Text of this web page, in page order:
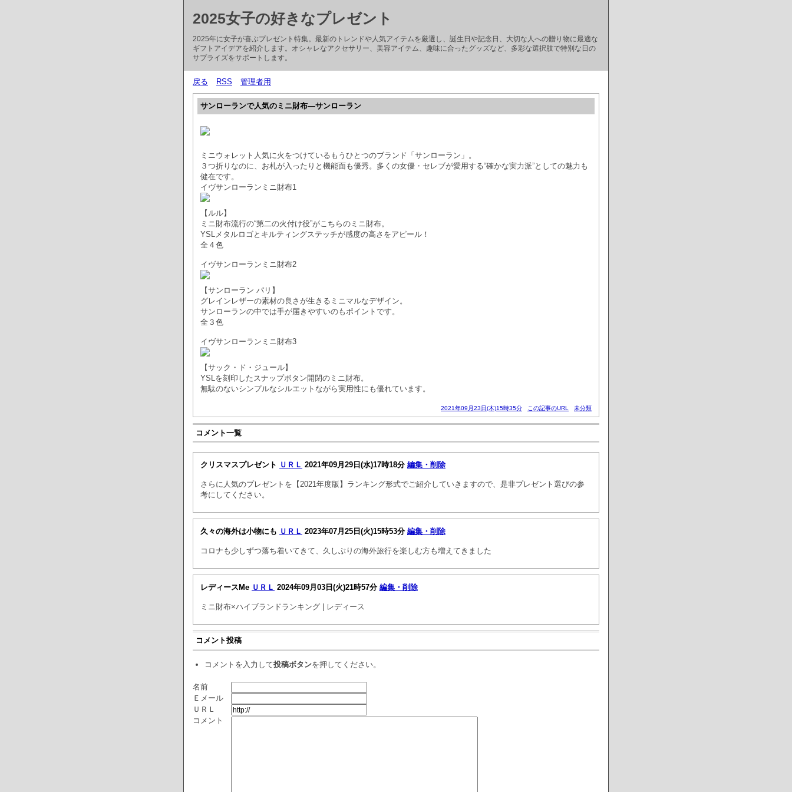
2025女子の好きなプレゼント
2025年に女子が喜ぶプレゼント特集。最新のトレンドや人気アイテムを厳選し、誕生日や記念日、大切な人への贈り物に最適な
ギフトアイデアを紹介します。オシャレなアクセサリー、美容アイテム、趣味に合ったグッズなど、多彩な選択肢で特別な日の
サプライズをサポートします。
戻る RSS 管理者用
サンローランで人気のミニ財布—サンローラン
ミニウォレット人気に火をつけているもうひとつのブランド「サンローラン」。
３つ折りなのに、お札が入ったりと機能面も優秀。多くの女優・セレブが愛用する“確かな実力派”としての魅力も
健在です。
イヴサンローランミニ財布1
【ルル】
ミニ財布流行の“第二の火付け役”がこちらのミニ財布。
YSLメタルロゴとキルティングステッチが感度の高さをアピール！
全４色
イヴサンローランミニ財布2
【サンローラン パリ】
グレインレザーの素材の良さが生きるミニマルなデザイン。
サンローランの中では手が届きやすいのもポイントです。
全３色
イヴサンローランミニ財布3
【サック・ド・ジュール】
YSLを刻印したスナップボタン開閉のミニ財布。
無駄のないシンプルなシルエットながら実用性にも優れています。
2021年09月23日(木)15時35分 この記事のURL 未分類
コメント一覧
クリスマスプレゼント ＵＲＬ 2021年09月29日(水)17時18分 編集・削除
さらに人気のプレゼントを【2021年度版】ランキング形式でご紹介していきますので、是非プレゼント選びの参
考にしてください。
久々の海外は小物にも ＵＲＬ 2023年07月25日(火)15時53分 編集・削除
コロナも少しずつ落ち着いてきて、久しぶりの海外旅行を楽しむ方も増えてきました
レディースMe ＵＲＬ 2024年09月03日(火)21時57分 編集・削除
ミニ財布×ハイブランドランキング | レディース
コメント投稿
コメントを入力して投稿ボタンを押してください。
名前
Ｅメール
ＵＲＬ
コメント